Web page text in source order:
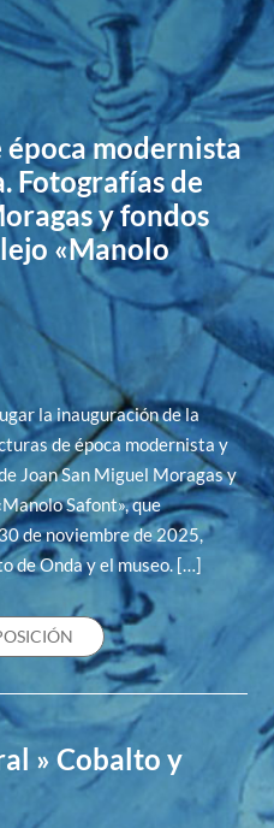
modernista
Fotografías de
y fondos
«Manolo
la inauguración de la
de época modernista y
Joan San Miguel Moragas y
Safont», que
de noviembre de 2025,
de Onda y el museo. […]
» Cobalto y